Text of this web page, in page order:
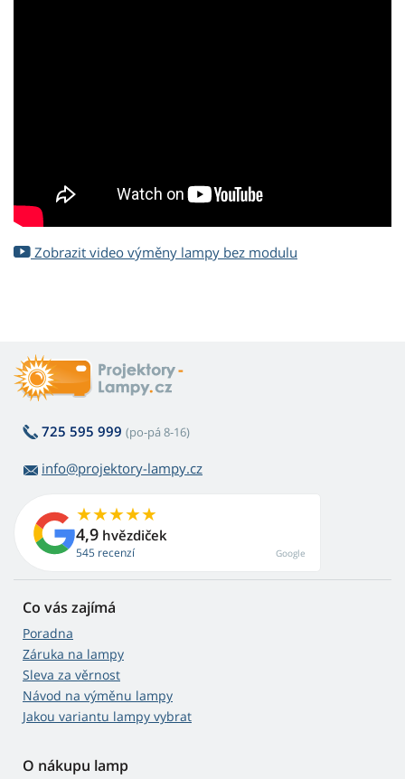
Zobrazit video výměny lampy bez modulu
725 595 999 (po-pá 8-16)
info@projektory-lampy.cz
4,9 hvězdiček
545 recenzí Google
Co vás zajímá
Poradna
Záruka na lampy
Sleva za věrnost
Návod na výměnu lampy
Jakou variantu lampy vybrat
O nákupu lamp